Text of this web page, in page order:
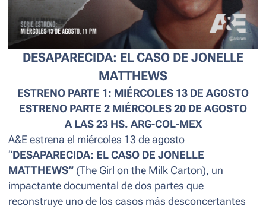
DESAPARECIDA: EL CASO DE JONELLE
MATTHEWS
ESTRENO PARTE 1: MIÉRCOLES 13 DE AGOSTO
ESTRENO PARTE 2 MIÉRCOLES 20 DE AGOSTO
A LAS 23 HS. ARG-COL-MEX
A&E estrena el miércoles 13 de agosto
“DESAPARECIDA: EL CASO DE JONELLE
MATTHEWS” (The Girl on the Milk Carton), un
impactante documental de dos partes que
reconstruye uno de los casos más desconcertantes